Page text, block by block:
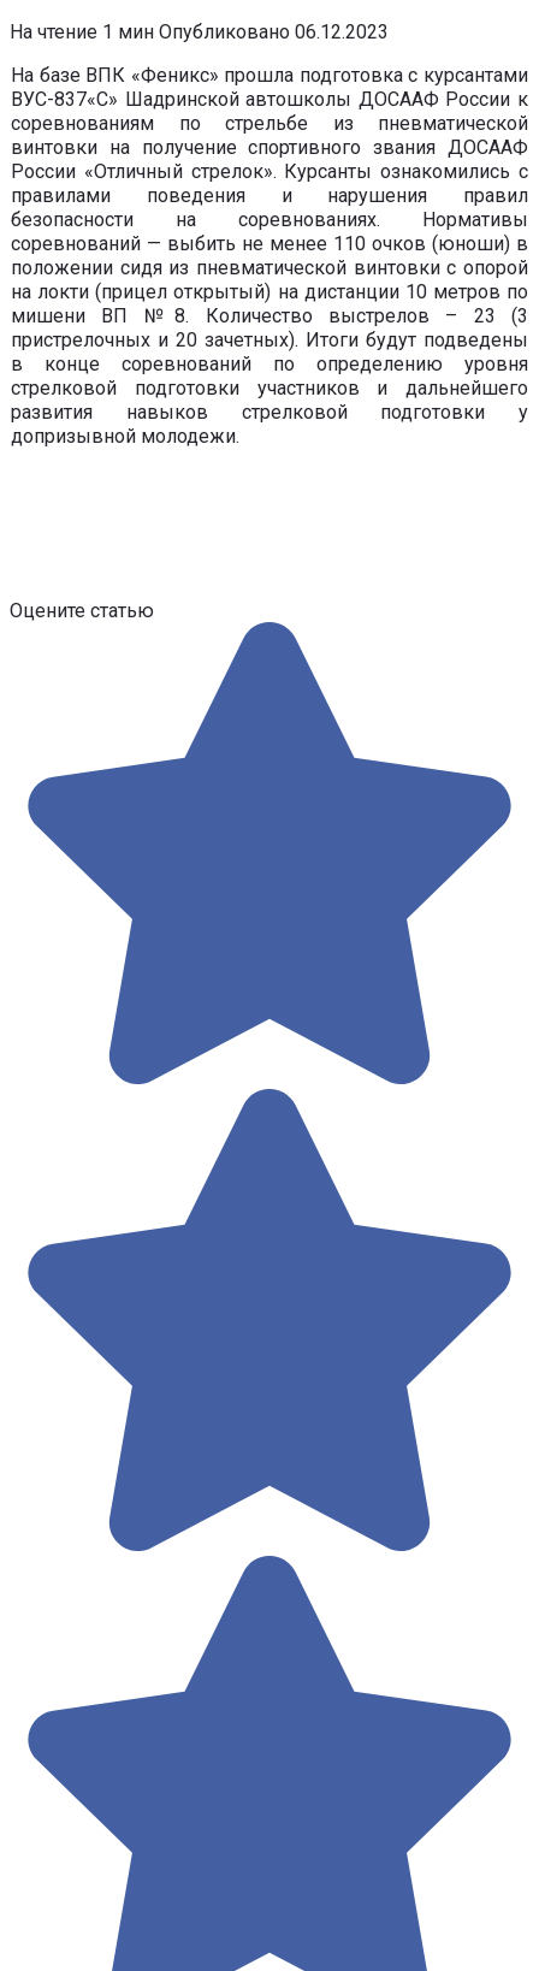
На чтение 1 мин Опубликовано 06.12.2023
На базе ВПК «Феникс» прошла подготовка с курсантами
ВУС-837«С» Шадринской автошколы ДОСААФ России к
соревнованиям по стрельбе из пневматической
винтовки на получение спортивного звания ДОСААФ
России «Отличный стрелок». Курсанты ознакомились с
правилами поведения и нарушения правил
безопасности на соревнованиях. Нормативы
соревнований — выбить не менее 110 очков (юноши) в
положении сидя из пневматической винтовки с опорой
на локти (прицел открытый) на дистанции 10 метров по
мишени ВП №8. Количество выстрелов – 23 (3
пристрелочных и 20 зачетных). Итоги будут подведены
в конце соревнований по определению уровня
стрелковой подготовки участников и дальнейшего
развития навыков стрелковой подготовки у
допризывной молодежи.
Оцените статью